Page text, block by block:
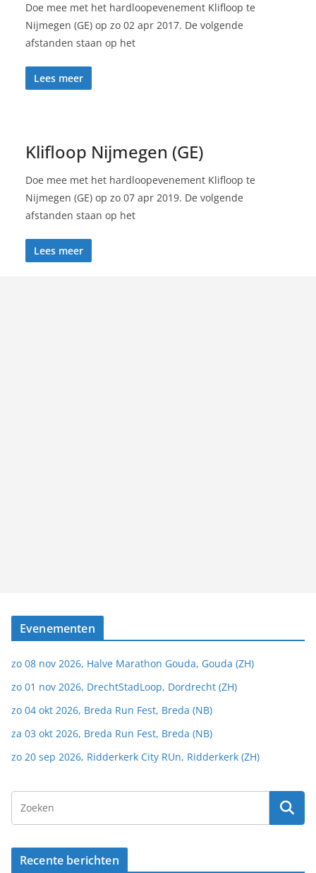
Doe mee met het hardloopevenement Klifloop te
Nijmegen (GE) op zo 02 apr 2017. De volgende
afstanden staan op het
Lees meer
Klifloop Nijmegen (GE)
Doe mee met het hardloopevenement Klifloop te
Nijmegen (GE) op zo 07 apr 2019. De volgende
afstanden staan op het
Lees meer
Evenementen
zo 08 nov 2026, Halve Marathon Gouda, Gouda (ZH)
zo 01 nov 2026, DrechtStadLoop, Dordrecht (ZH)
zo 04 okt 2026, Breda Run Fest, Breda (NB)
za 03 okt 2026, Breda Run Fest, Breda (NB)
zo 20 sep 2026, Ridderkerk City RUn, Ridderkerk (ZH)
Recente berichten